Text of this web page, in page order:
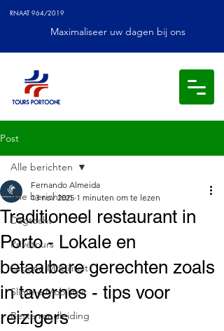
RNAAT 964/2019
Maximaliseer uw dagen bij ons
Post
Alle berichten
Dagtocht
Privétours
Groene Mobiliteit
Slimme Mobiliteit
Beste rondleiding
Alle berichten
Traditioneel restaurant in
Porto - Lokale en
betaalbare gerechten zoals
in tavernes - tips voor
reizigers
Fernando Almeida
13 nov 2025 1 minuten om te lezen